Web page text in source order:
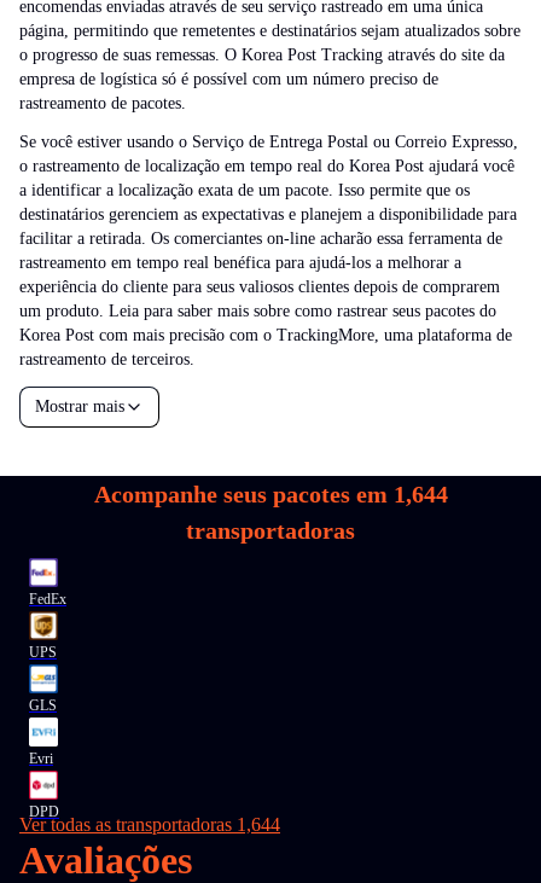
encomendas enviadas através de seu serviço rastreado em uma única
página, permitindo que remetentes e destinatários sejam atualizados sobre
o progresso de suas remessas. O Korea Post Tracking através do site da
empresa de logística só é possível com um número preciso de
rastreamento de pacotes.
Se você estiver usando o Serviço de Entrega Postal ou Correio Expresso,
o rastreamento de localização em tempo real do Korea Post ajudará você
a identificar a localização exata de um pacote. Isso permite que os
destinatários gerenciem as expectativas e planejem a disponibilidade para
facilitar a retirada. Os comerciantes on-line acharão essa ferramenta de
rastreamento em tempo real benéfica para ajudá-los a melhorar a
experiência do cliente para seus valiosos clientes depois de comprarem
um produto. Leia para saber mais sobre como rastrear seus pacotes do
Korea Post com mais precisão com o TrackingMore, uma plataforma de
rastreamento de terceiros.
Mostrar mais
Acompanhe seus pacotes em 1,644
transportadoras
FedEx
UPS
GLS
Evri
DPD
Ver todas as transportadoras 1,644
Avaliações